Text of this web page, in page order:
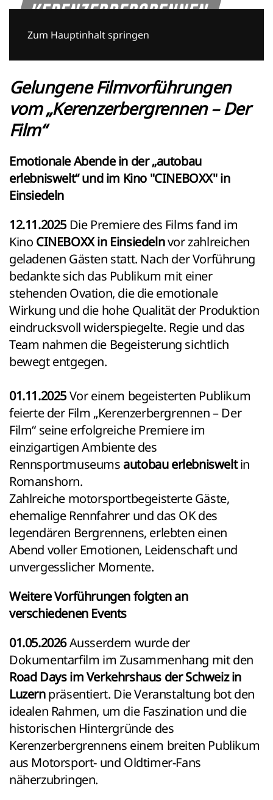
Zum Hauptinhalt springen
Gelungene Filmvorführungen
vom „Kerenzerbergrennen – Der
Film“
Emotionale Abende in der „autobau
erlebniswelt“ und im Kino "CINEBOXX" in
Einsiedeln
12.11.2025 Die Premiere des Films fand im
Kino CINEBOXX in Einsiedelnvor zahlreichen
geladenen Gästen statt. Nach der Vorführung
bedankte sich das Publikum mit einer
stehenden Ovation, die die emotionale
Wirkung und die hohe Qualität der Produktion
eindrucksvoll widerspiegelte. Regie und das
Team nahmen die Begeisterung sichtlich
bewegt entgegen.
01.11.2025Vor einem begeisterten Publikum
feierte der Film „Kerenzerbergrennen – Der
Film“ seine erfolgreiche Premiere im
einzigartigen Ambiente des
Rennsportmuseums autobau erlebnisweltin
Romanshorn.
Zahlreiche motorsportbegeisterte Gäste,
ehemalige Rennfahrer und das OK des
legendären Bergrennens, erlebten einen
Abend voller Emotionen, Leidenschaft und
unvergesslicher Momente.
Weitere Vorführungen folgten an
verschiedenen Events
01.05.2026Ausserdem wurde der
Dokumentarfilm im Zusammenhang mit den
Road Days im Verkehrshaus der Schweiz in
Luzernpräsentiert. Die Veranstaltung bot den
idealen Rahmen, um die Faszination und die
historischen Hintergründe des
Kerenzerbergrennens einem breiten Publikum
aus Motorsport- und Oldtimer-Fans
näherzubringen.